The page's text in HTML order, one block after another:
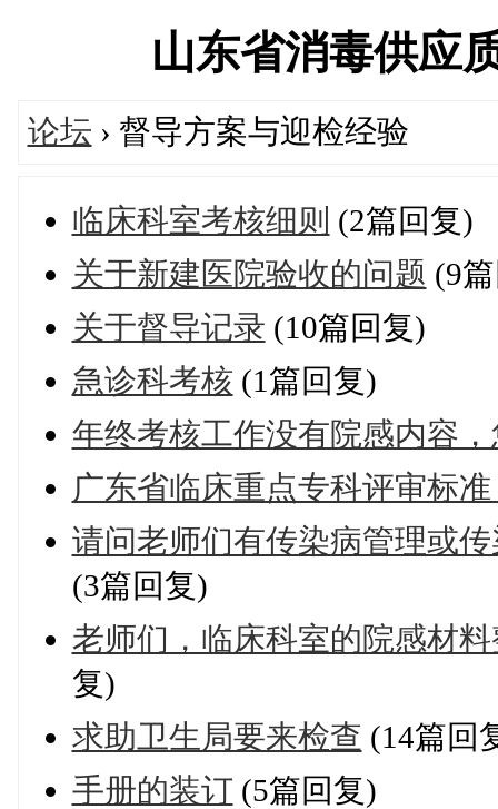
山东省消毒供应
论坛 › 督导方案与迎检经验
临床科室考核细则 (2篇回复)
关于新建医院验收的问题 (9
关于督导记录 (10篇回复)
急诊科考核 (1篇回复)
年终考核工作没有院感内容
广东省临床重点专科评审标
请问老师们有传染病管理或
(3篇回复)
老师们，临床科室的院感材
复)
求助卫生局要来检查 (14篇回
手册的装订 (5篇回复)